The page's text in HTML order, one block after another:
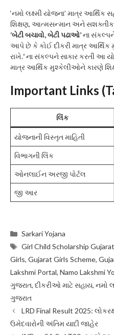
‘નમો લક્ષ્મી યોજના’ માત્ર
શિક્ષણ, આત્મસન્માન અને
‘બેટી બચાવો, બેટી પઢાઓ’ના
આપે છે કે કોઈ દીકરી માત્ર
રાખે.‘ના સંકલ્પને સાકાર કરતી આ
માત્ર આર્થિક મુશ્કેલીઓને કારણે
Important Links
લિંક
યોજનાની વિસ્તૃત માહિતી
વિભાગની લિંક
ઓનલાઈન અરજી પોર્ટલ
જી આર
Categories
Sarkari Yojana
Tags
Girl Child Scholarship
Girls, Gujarat Girls Scheme,
Lakshmi Portal, Namo Lakshmi
ગુજરાત, દીકરીઓ માટે સહાય, નમો
ગુજરાત
LRD Final Result 2025:
ઉમેદવારોની અંતિમ યાદી જાહેર